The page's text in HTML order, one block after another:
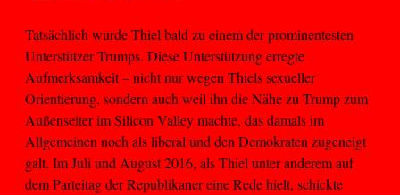
Tatsächlich wurde Thiel bald zu einem der prominentesten
Unterstützer Trumps. Diese Unterstützung erregte
Aufmerksamkeit – nicht nur wegen Thiels sexueller
Orientierung, sondern auch weil ihn die Nähe zu Trump zum
Außenseiter im Silicon Valley machte, das damals im
Allgemeinen noch als liberal und den Demokraten zugeneigt
galt. Im Juli und August 2016, als Thiel unter anderem auf
dem Parteitag der Republikaner eine Rede hielt, schickte